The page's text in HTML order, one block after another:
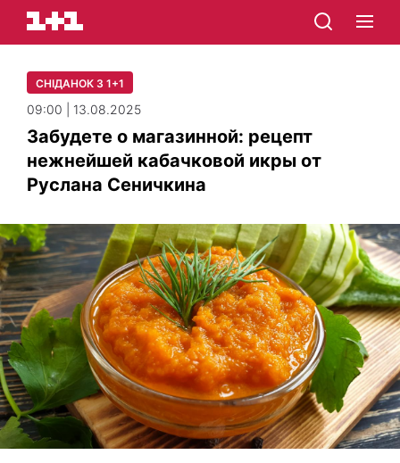
СНІДАНОК З 1+1
09:00 | 13.08.2025
Забудете о магазинной: рецепт
нежнейшей кабачковой икры от
Руслана Сеничкина